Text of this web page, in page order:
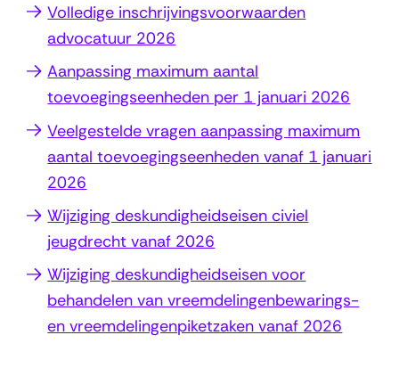
Volledige inschrijvingsvoorwaarden
advocatuur 2026
o
p
n
t
n
n
i
e
u
Aanpassing maximum aantal
toevoegingseenheden per 1 januari 2026
Veelgestelde vragen aanpassing maximum
aantal toevoegingseenheden vanaf 1 januari
2026
Wijziging deskundigheidseisen civiel
jeugdrecht vanaf 2026
Wijziging deskundigheidseisen voor
behandelen van vreemdelingenbewarings-
en vreemdelingenpiketzaken vanaf 2026